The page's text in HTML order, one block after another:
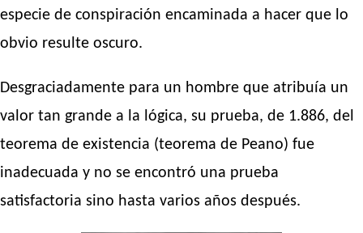
especie de conspiración encaminada a hacer que lo
obvio resulte oscuro.
Desgraciadamente para un hombre que atribuía un
valor tan grande a la lógica, su prueba, de 1.886, del
teorema de existencia (teorema de Peano) fue
inadecuada y no se encontró una prueba
satisfactoria sino hasta varios años después.